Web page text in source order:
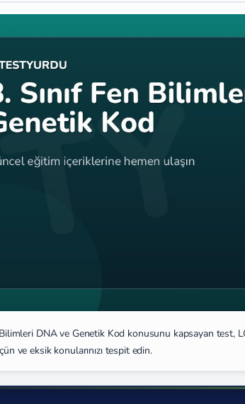
Bilimleri DNA ve Genetik Kod konusunu kapsayan test,
ve eksik konularınızı tespit edin.